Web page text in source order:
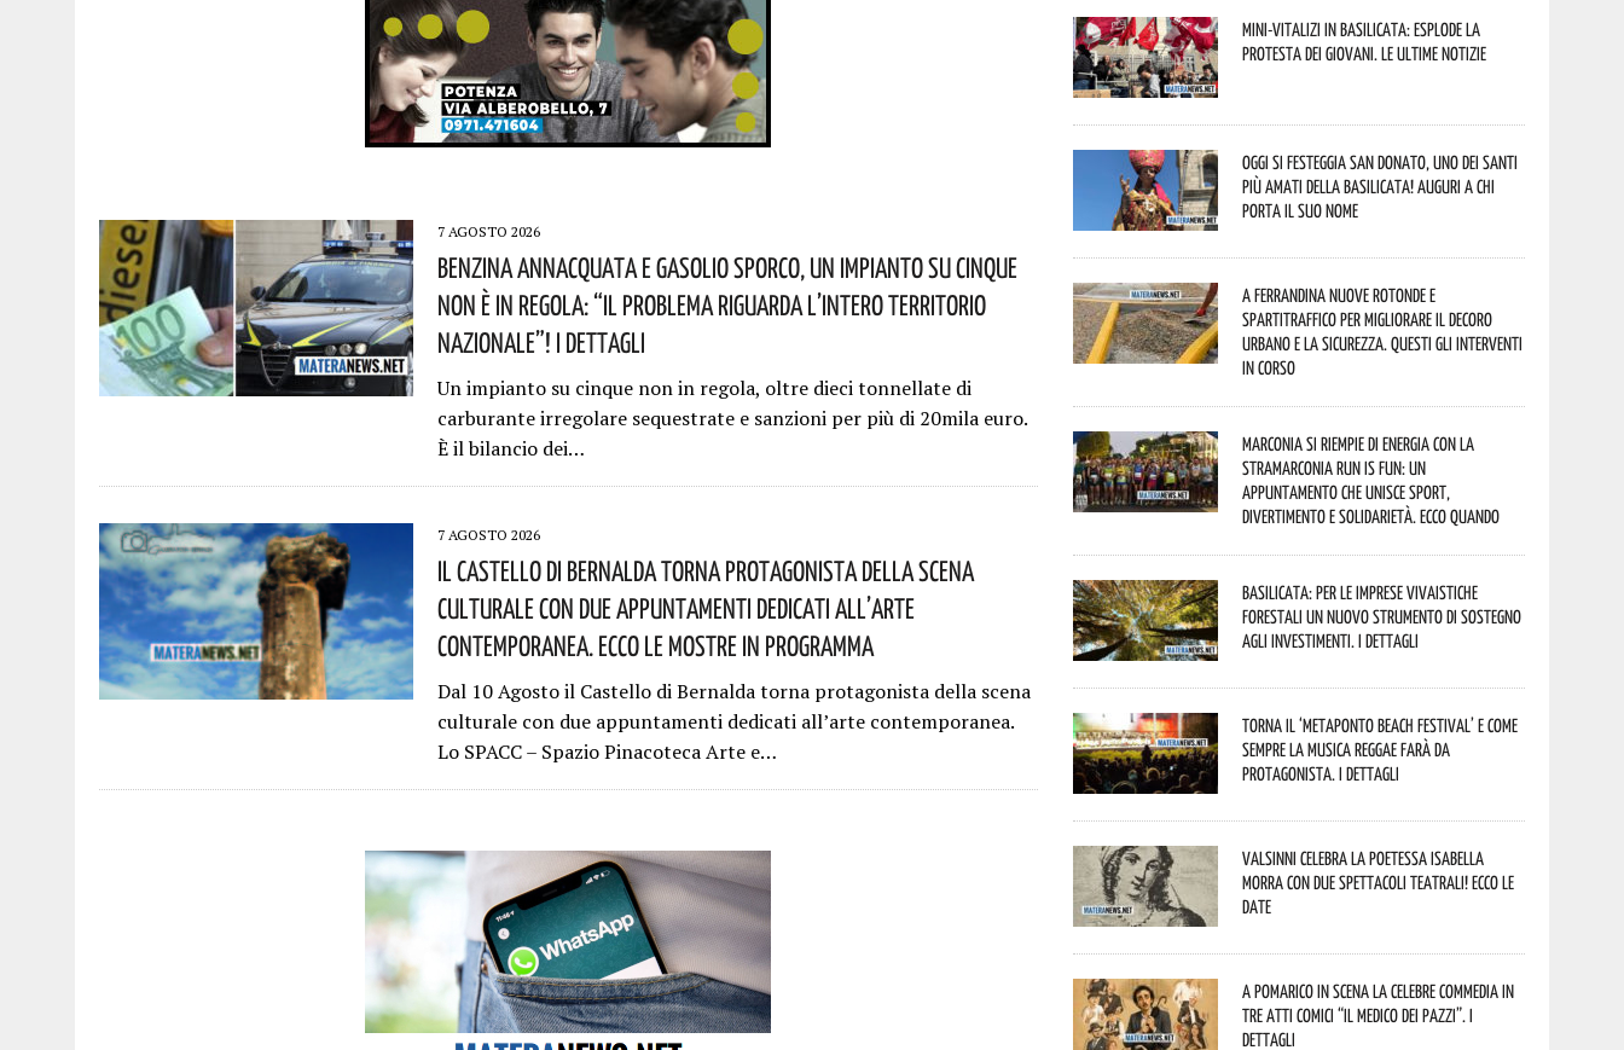
7 AGOSTO 2026
Benzina Annacquata E Gasolio Sporco, Un Impianto Su Cinque
Non È In Regola: “il Problema Riguarda L’intero Territorio
Nazionale”! I Dettagli
Un impianto su cinque non in regola, oltre dieci tonnellate di
carburante irregolare sequestrate e sanzioni per più di 20mila euro.
È il bilancio dei…
7 AGOSTO 2026
Il Castello Di Bernalda Torna Protagonista Della Scena
Culturale Con Due Appuntamenti Dedicati All’arte
Contemporanea. Ecco Le Mostre In Programma
Dal 10 Agosto il Castello di Bernalda torna protagonista della scena
culturale con due appuntamenti dedicati all’arte contemporanea.
Lo SPACC – Spazio Pinacoteca Arte e…
Mini-vitalizi in Basilicata: esplode la
protesta dei giovani. Le ultime notizie
Oggi si festeggia San Donato, uno dei Santi
più amati della Basilicata! Auguri a chi
porta il suo nome
A Ferrandina nuove rotonde e
spartitraffico per migliorare il decoro
urbano e la sicurezza. Questi gli interventi
in corso
Marconia si riempie di energia con la
StraMarconia Run is Fun: un
appuntamento che unisce sport,
divertimento e solidarietà. Ecco quando
Basilicata: per le imprese vivaistiche
forestali un nuovo strumento di sostegno
agli investimenti. I dettagli
Torna il ‘Metaponto beach festival’ e come
sempre la musica reggae farà da
protagonista. I dettagli
Valsinni celebra la poetessa Isabella
Morra con due spettacoli teatrali! Ecco le
date
A Pomarico in scena la celebre commedia in
tre atti comici “Il medico dei pazzi”. I
dettagli